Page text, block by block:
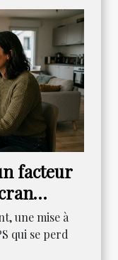
facteur
une mise à
qui se perd